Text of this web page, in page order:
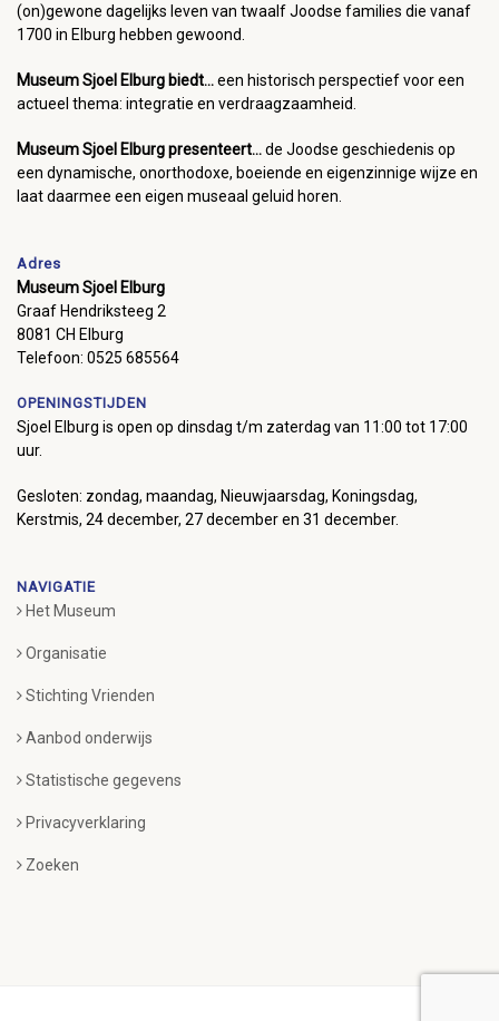
(on)gewone dagelijks leven van twaalf Joodse families die vanaf
1700 in Elburg hebben gewoond.
Museum Sjoel Elburg biedt...een historisch perspectief voor een
actueel thema: integratie en verdraagzaamheid.
Museum Sjoel Elburg presenteert...de Joodse geschiedenis op
een dynamische, onorthodoxe, boeiende en eigenzinnige wijze en
laat daarmee een eigen museaal geluid horen.
Adres
Museum Sjoel Elburg
Graaf Hendriksteeg 2
8081 CH Elburg
Telefoon: 0525 685564
OPENINGSTIJDEN
Sjoel Elburg is open op dinsdag t/m zaterdag van 11:00 tot 17:00
uur.
Gesloten: zondag, maandag, Nieuwjaarsdag, Koningsdag,
Kerstmis, 24 december, 27 december en 31 december.
NAVIGATIE
Het Museum
Organisatie
Stichting Vrienden
Aanbod onderwijs
Statistische gegevens
Privacyverklaring
Zoeken